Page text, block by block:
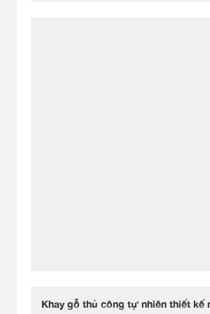
Khay gỗ thủ công tự nhiên thiết kế